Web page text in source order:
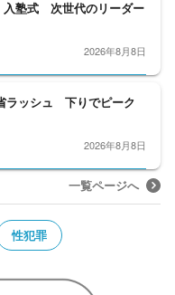
入塾式 次世代のリーダー
2026年8月8日
ラッシュ 下りでピーク
2026年8月8日
一覧ページへ
性犯罪